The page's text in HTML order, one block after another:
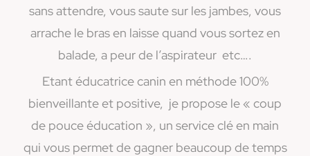
sans attendre, vous saute sur les jambes, vous
arrache le bras en laisse quand vous sortez en
balade, a peur de l’aspirateur etc….
Etant éducatrice canin en méthode 100%
bienveillante et positive, je propose le « coup
de pouce éducation », un service clé en main
qui vous permet de gagner beaucoup de temps